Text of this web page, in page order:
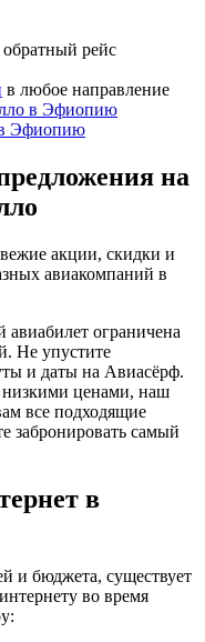
обратный рейс
в любое направление
в Эфиопию
Эфиопию
на
акции, скидки и
авиакомпаний в
ограничена
Не упустите
и даты на Авиасёрф.
низкими ценами, наш
все подходящие
забронировать самый
в
и бюджета, существует
во время